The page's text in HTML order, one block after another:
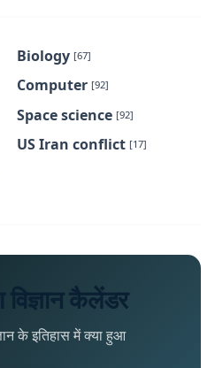
Biology [67]
Computer [92]
Space science [92]
US Iran conflict [17]
कैलेंडर
के इतिहास में क्या हुआ